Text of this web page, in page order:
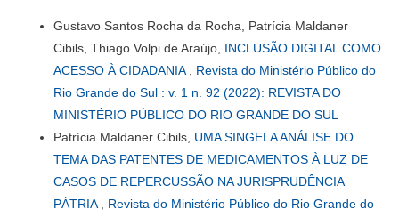
Gustavo Santos Rocha da Rocha, Patrícia Maldaner
Cibils, Thiago Volpi de Araújo, INCLUSÃO DIGITAL COMO
ACESSO À CIDADANIA
Revista do Ministério Público do
Rio Grande do Sul : v. 1 n. 92 (2022): REVISTA DO
MINISTÉRIO PÚBLICO DO RIO GRANDE DO SUL
Patrícia Maldaner Cibils, UMA SINGELA ANÁLISE DO
TEMA DAS PATENTES DE MEDICAMENTOS À LUZ DE
CASOS DE REPERCUSSÃO NA JURISPRUDÊNCIA
PÁTRIA
Revista do Ministério Público do Rio Grande do